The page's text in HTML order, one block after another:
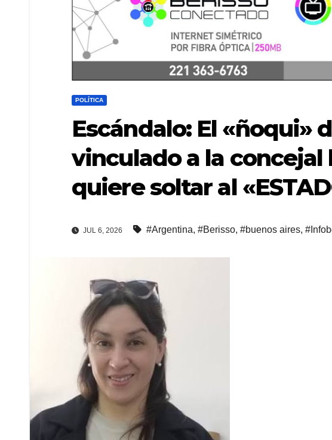
POLÍTICA
Escándalo: El «ñoqui»
vinculado a la
quiere soltar al
JUL 6, 2026 #Argentina, #Berisso, #buenos aires,